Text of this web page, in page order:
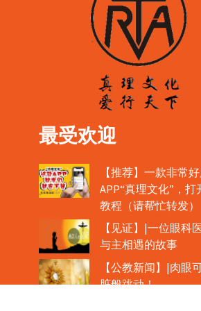
最受欢迎
【推荐】一款非常
APP“真理文化”，
教程（请帮忙转发）
【见证】|一位眼科
与主相遇的故事
【公教新闻】|肉眼
脏般跳动！